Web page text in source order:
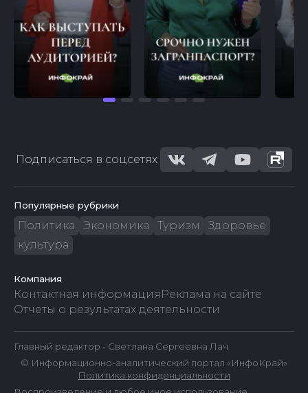
Подписаться в соцсетях
Популярные рубрики
Политика Экономика Туризм
Здоровье
культура
Компания
Контактная информация Реклама на сайте
Отчеты о результатах деятельности
Главный редактор - Светлана Сергеевна Лач
© Информационно-аналитический портал «ИнфоКрай»
Политика конфиденциальности